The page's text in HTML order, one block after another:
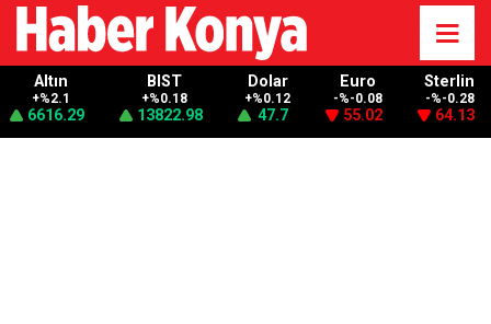
Altın
+%2.1
6616.29
BIST
+%0.18
13822.98
Dolar
+%0.12
47.7
Euro
-%-0.08
55.02
Sterlin
-%-0.28
64.13